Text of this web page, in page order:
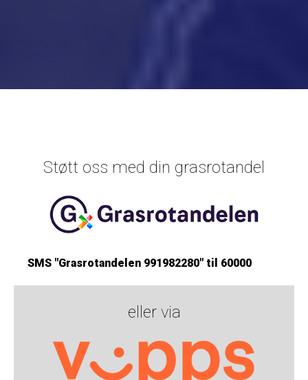
Støtt oss med din grasrotandel
SMS "Grasrotandelen 991982280" til 60000
eller via